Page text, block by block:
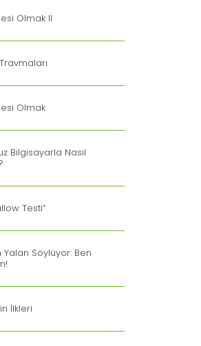
Olmak II
Olmak
Bilgisayarla Nasıl
Testi”
Söylüyor: Ben
İlkleri